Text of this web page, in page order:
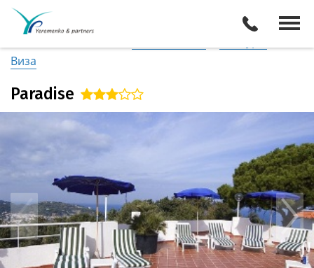
Италия
Виза
Paradise